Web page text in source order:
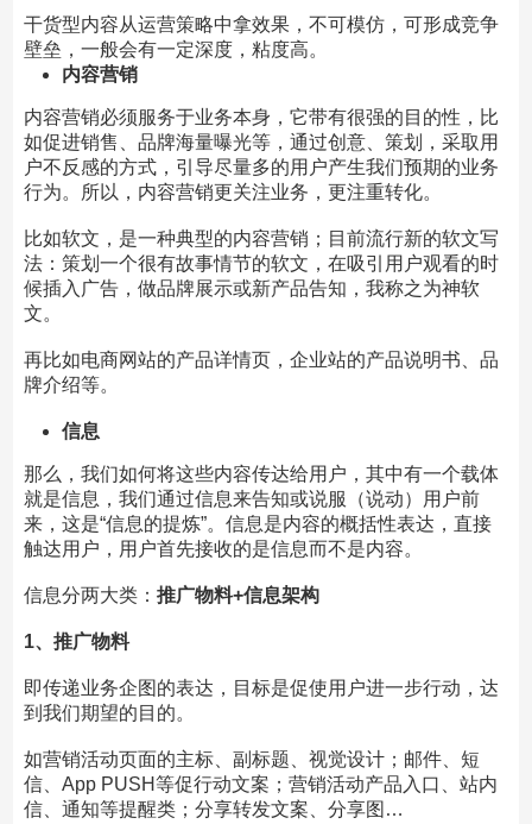
干货型内容从运营策略中拿效果，不可模仿，可形成竞争
壁垒，一般会有一定深度，粘度高。
内容营销
内容营销必须服务于业务本身，它带有很强的目的性，比
如促进销售、品牌海量曝光等，通过创意、策划，采取用
户不反感的方式，引导尽量多的用户产生我们预期的业务
行为。所以，内容营销更关注业务，更注重转化。
比如软文，是一种典型的内容营销；目前流行新的软文写
法：策划一个很有故事情节的软文，在吸引用户观看的时
候插入广告，做品牌展示或新产品告知，我称之为神软
文。
再比如电商网站的产品详情页，企业站的产品说明书、品
牌介绍等。
信息
那么，我们如何将这些内容传达给用户，其中有一个载体
就是信息，我们通过信息来告知或说服（说动）用户前
来，这是“信息的提炼”。信息是内容的概括性表达，直接
触达用户，用户首先接收的是信息而不是内容。
信息分两大类： 推广物料+信息架构
1、推广物料
即传递业务企图的表达，目标是促使用户进一步行动，达
到我们期望的目的。
如营销活动页面的主标、副标题、视觉设计；邮件、短
信、App PUSH等促行动文案；营销活动产品入口、站内
信、通知等提醒类；分享转发文案、分享图…